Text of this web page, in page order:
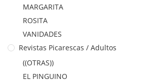
MARGARITA
ROSITA
VANIDADES
Revistas Picarescas / Adultos
((OTRAS))
EL PINGUINO